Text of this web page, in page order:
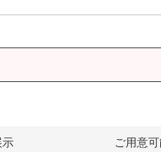
示 ご用意